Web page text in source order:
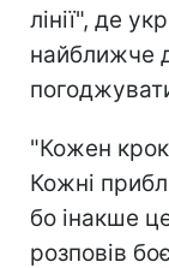
лінії", де
найближче
"Кожен
Кожні
бо інакше
розповів